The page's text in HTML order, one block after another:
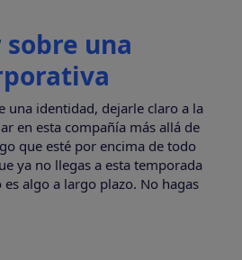
sobre una
una identidad, dejarle claro a la
en esta compañía más allá de
que esté por encima de todo
ya no llegas a esta temporada
es algo a largo plazo. No hagas